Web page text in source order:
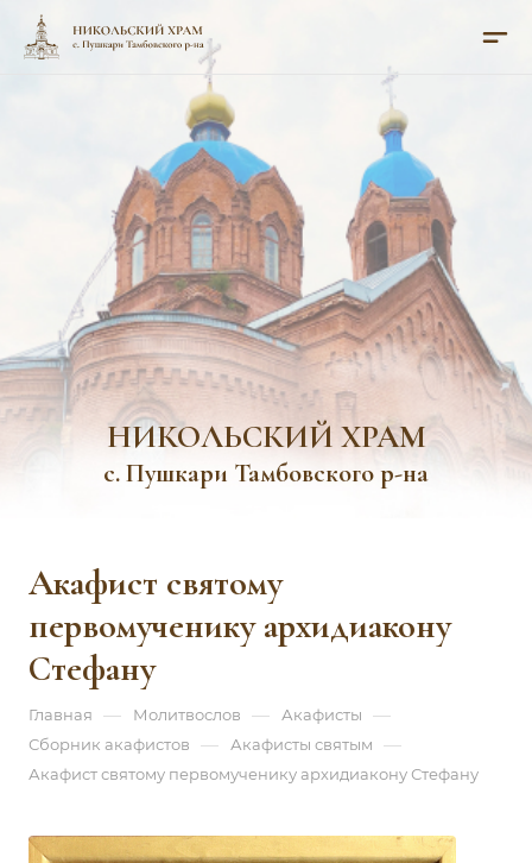
НИКОЛЬСКИЙ ХРАМ
с. Пушкари Тамбовского р-на
Акафист святому
первомученику архидиакону
Стефану
Главная — Молитвослов — Акафисты —
Сборник акафистов — Акафисты святым —
Акафист святому первомученику архидиакону Стефану